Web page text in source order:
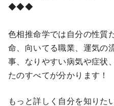
◆◆◆
色相推命学では自分の性質
命、向いてる職業、運気の
事、なりやすい病気や症状
たのすべてが分かります！
もっと詳しく自分を知りた